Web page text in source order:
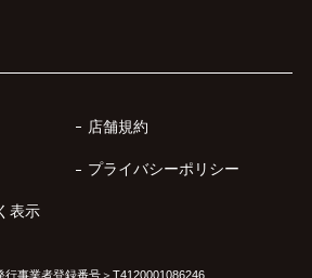
店舗規約
プライバシーポリシー
表示
行事業者登録番号＞T4120001086246